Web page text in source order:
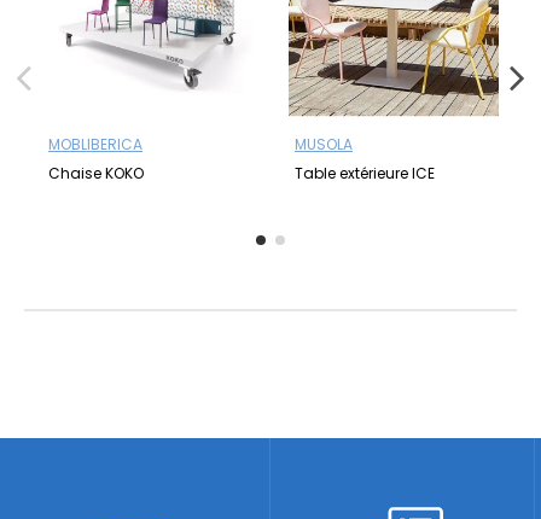
MOBLIBERICA
Chaise KOKO
MUSOLA
Table extérieure ICE